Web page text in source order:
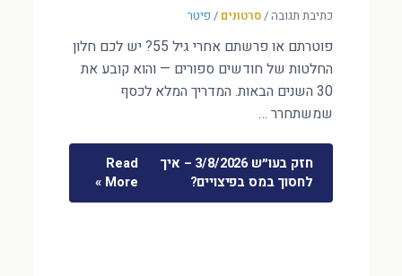
כתיבת תגובה/סרטונים / פיטר
פוטרתם או פרשתם אחרי גיל 55? יש לכם חלון
החלטות של חודשים ספורים — והוא קובע את
30 השנים הבאות. המדריך המלא לכסף
שמשתחרר …
חזק בעו״ש 3/8/2026 – איך
לחסוך במס בפיצויים?
Read
More »